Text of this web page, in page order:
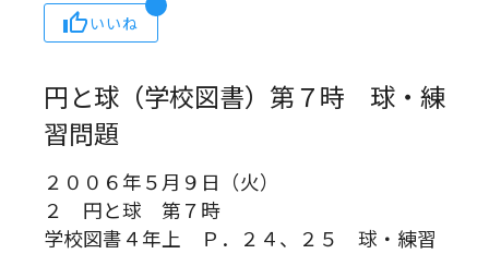
いいね
円と球（学校図書）第７時 球・練
習問題
２００６年５月９日（火）
２ 円と球 第７時
学校図書４年上 Ｐ．２４、２５ 球・練習